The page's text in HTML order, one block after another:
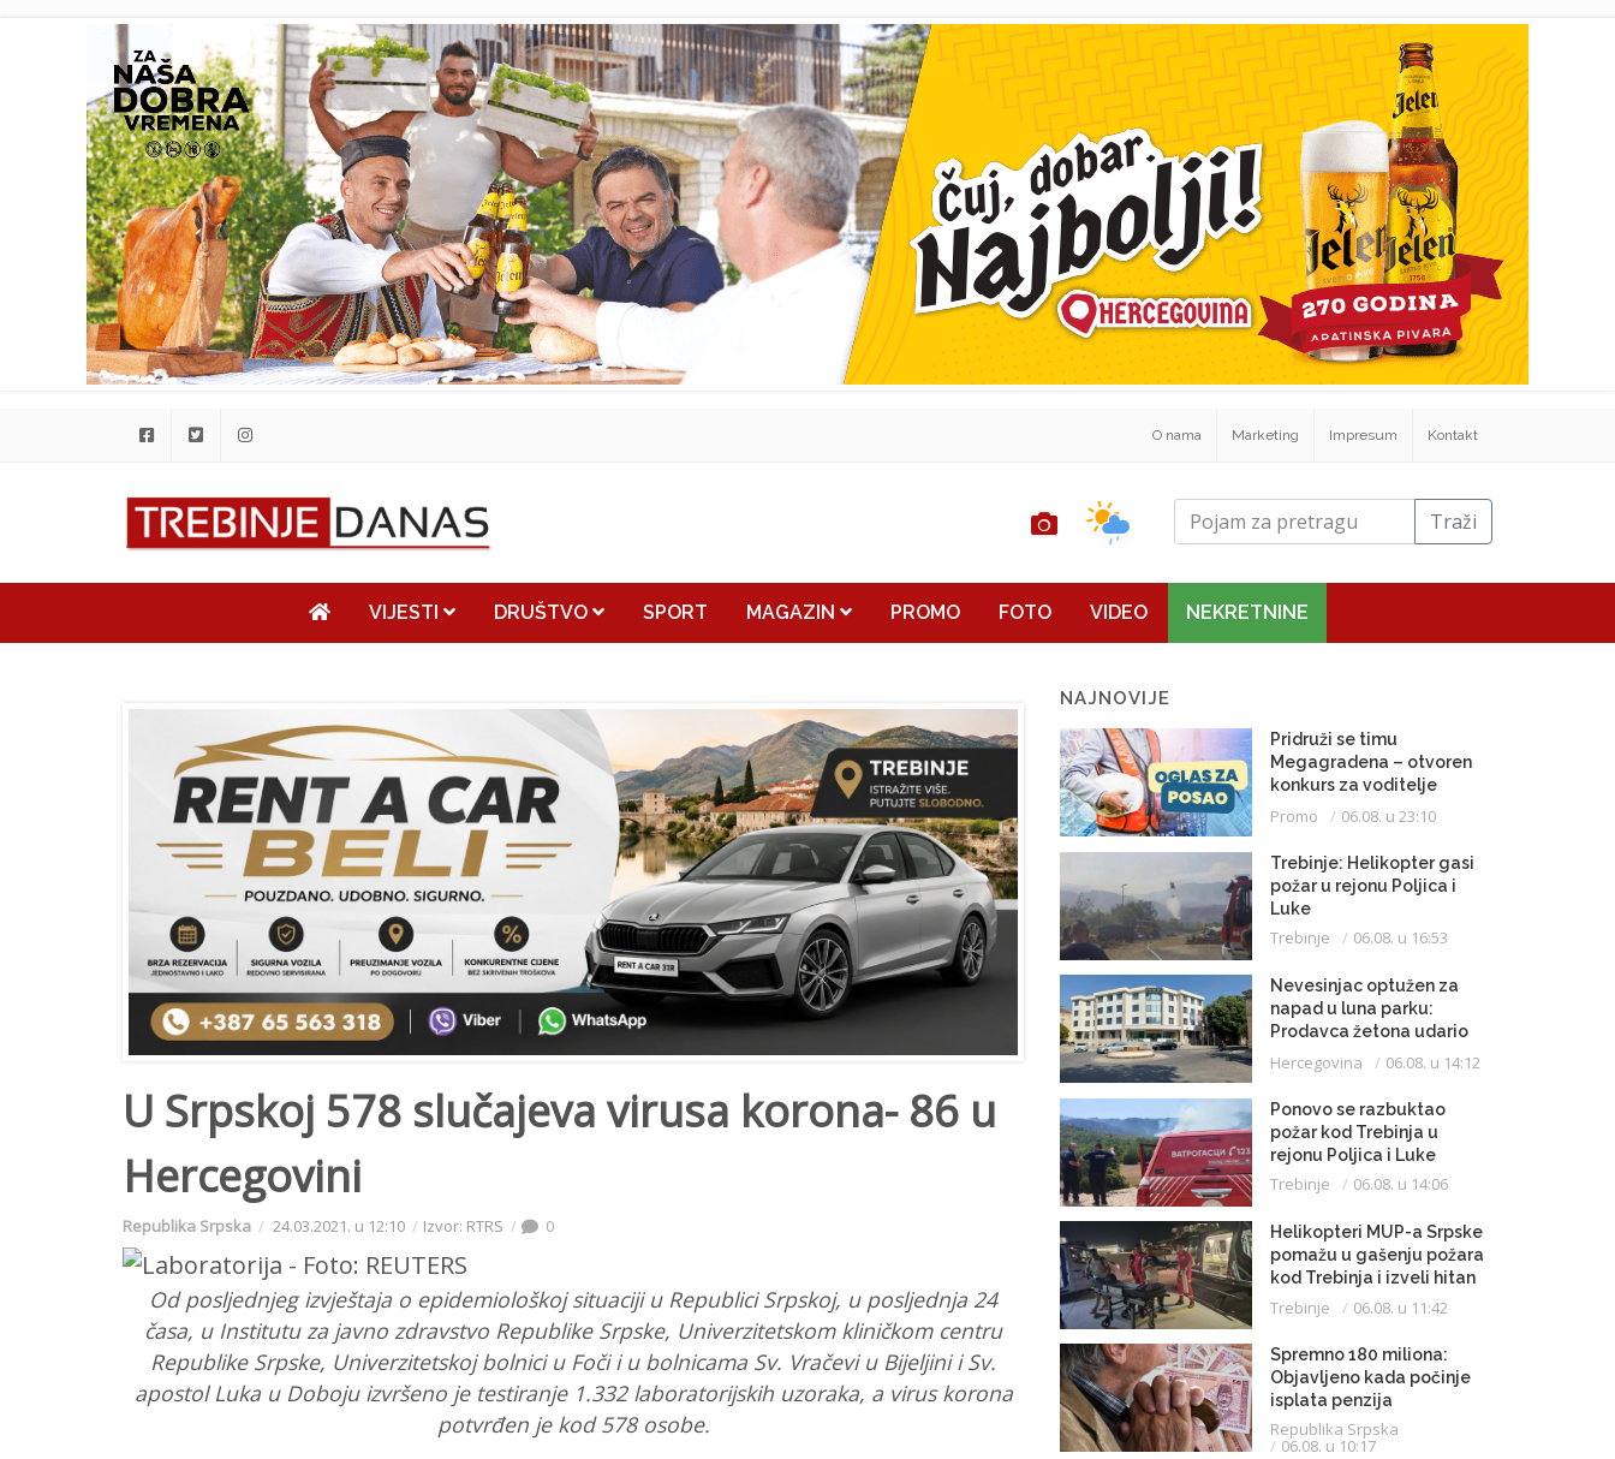
O nama Marketing Impresum Kontakt
Traži
VIJESTI DRUŠTVO SPORT MAGAZIN PROMO FOTO VIDEO NEKRETNINE
U Srpskoj 578 slučajeva virusa korona- 86 u
Hercegovini
Republika Srpska 24.03.2021. u 12:10 Izvor: RTRS 0
Od posljednjeg izvještaja o epidemiološkoj situaciji u Republici Srpskoj, u posljednja 24
časa, u Institutu za javno zdravstvo Republike Srpske, Univerzitetskom kliničkom centru
Republike Srpske, Univerzitetskoj bolnici u Foči i u bolnicama Sv. Vračevi u Bijeljini i Sv.
apostol Luka u Doboju izvršeno je testiranje 1.332 laboratorijskih uzoraka, a virus korona
potvrđen je kod 578 osobe.
NAJNOVIJE
Pridruži se timu
Megagradena – otvoren
konkurs za voditelje
gradilišta
Promo 06.08. u 23:10
Trebinje: Helikopter gasi
požar u rejonu Poljica i
Luke
Trebinje 06.08. u 16:53
Nevesinjac optužen za
napad u luna parku:
Prodavca žetona udario
mikrofonom u glavu
Hercegovina 06.08. u 14:12
Ponovo se razbuktao
požar kod Trebinja u
rejonu Poljica i Luke
Trebinje 06.08. u 14:06
Helikopteri MUP-a Srpske
pomažu u gašenju požara
kod Trebinja i izveli hitan
medicinski let do
Beograda
Trebinje 06.08. u 11:42
Spremno 180 miliona:
Objavljeno kada počinje
isplata penzija
Republika Srpska
06.08. u 10:17